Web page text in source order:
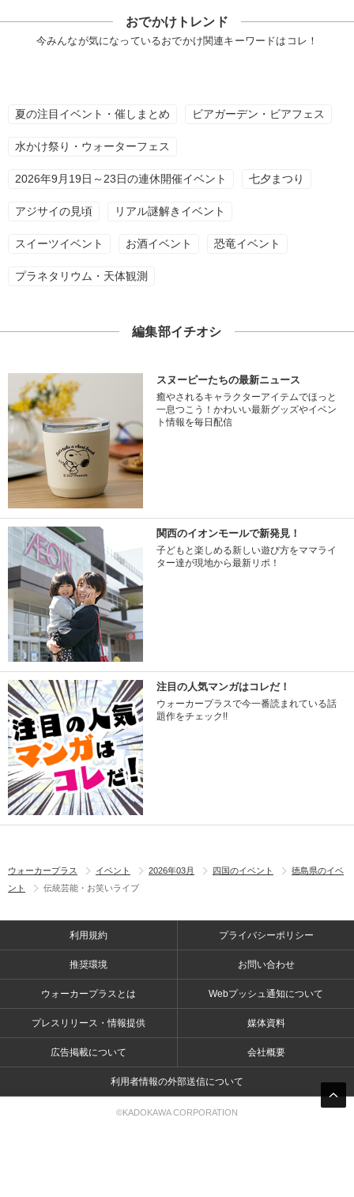
おでかけトレンド
今みんなが気になっているおでかけ関連キーワードはコレ！
夏の注目イベント・催しまとめ ビアガーデン・ビアフェス
水かけ祭り・ウォーターフェス
2026年9月19日～23日の連休開催イベント 七夕まつり
アジサイの見頃 リアル謎解きイベント
スイーツイベント お酒イベント 恐竜イベント
プラネタリウム・天体観測
編集部イチオシ
スヌーピーたちの最新ニュース
癒やされるキャラクターアイテムでほっと
一息つこう！かわいい最新グッズやイベン
ト情報を毎日配信
関西のイオンモールで新発見！
子どもと楽しめる新しい遊び方をママライ
ター達が現地から最新リポ！
注目の人気マンガはコレだ！
ウォーカープラスで今一番読まれている話
題作をチェック!!
ウォーカープラス イベント 2026年03月 四国のイベント
徳島県のイベ
ント
伝統芸能・お笑いライブ
利用規約 プライバシーポリシー
推奨環境 お問い合わせ
ウォーカープラスとは Webプッシュ通知について
プレスリリース・情報提供 媒体資料
広告掲載について 会社概要
利用者情報の外部送信について
©KADOKAWA CORPORATION